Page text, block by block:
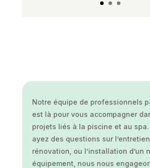
Notre équipe de professionnels
est là pour vous accompagner
projets liés à la piscine et au spa.
ayez des questions sur
rénovation, ou l’installation d’un
équipement, nous nous